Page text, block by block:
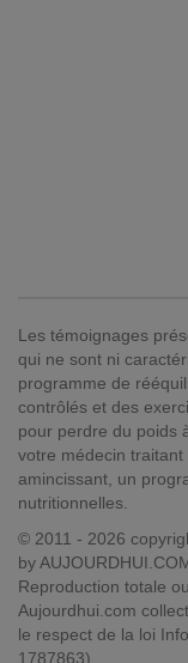
Les témoignages
qui ne sont ni
programme de
contrôlés et des
pour perdre du poids
votre médecin
amincissant, un
nutritionnelles.
© 2011 - 2026
by
Reproduction totale
Aujourdhui.com
le respect de la loi
1787863).